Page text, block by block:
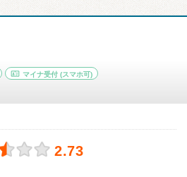
マイナ受付 (スマホ可)
2.73